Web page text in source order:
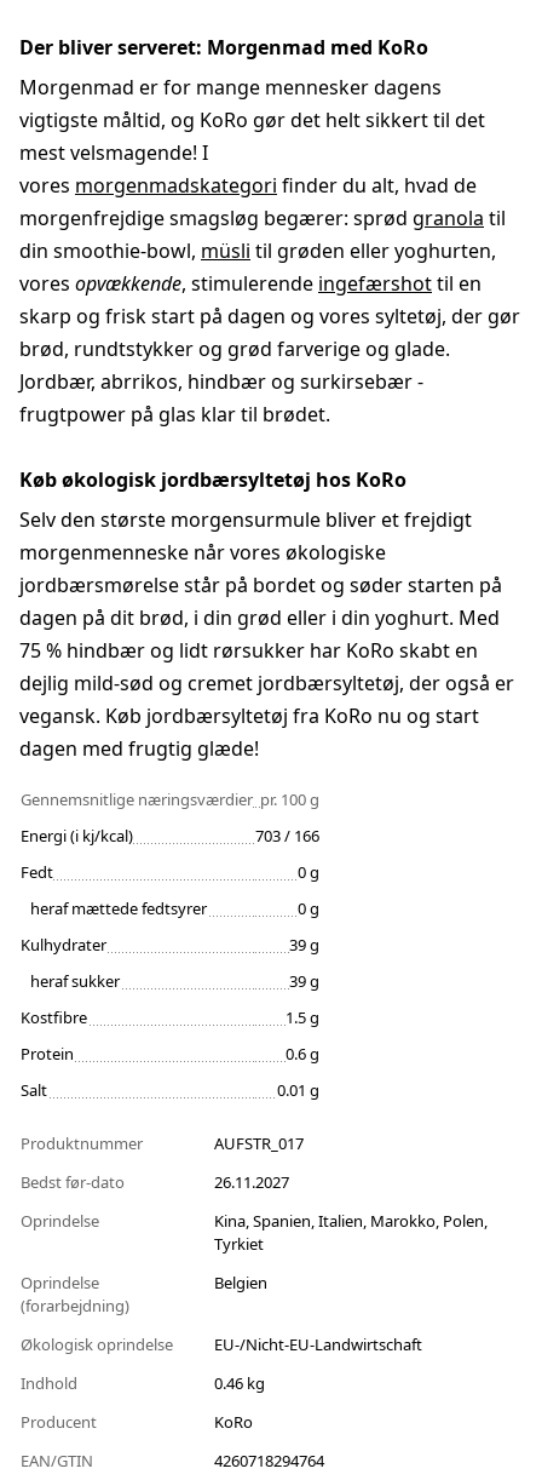
Der bliver serveret: Morgenmad med KoRo
Morgenmad er for mange mennesker dagens
vigtigste måltid, og KoRo gør det helt sikkert til det
mest velsmagende! I
vores morgenmadskategori finder du alt, hvad de
morgenfrejdige smagsløg begærer: sprød granola til
din smoothie-bowl, müsli til grøden eller yoghurten,
vores opvækkende, stimulerende ingefærshottil en
skarp og frisk start på dagen og vores syltetøj, der gør
brød, rundtstykker og grød farverige og glade.
Jordbær, abrrikos, hindbær og surkirsebær -
frugtpower på glas klar til brødet.
Køb økologisk jordbærsyltetøj hos KoRo
Selv den største morgensurmule bliver et frejdigt
morgenmenneske når vores økologiske
jordbærsmørelse står på bordet og søder starten på
dagen på dit brød, i din grød eller i din yoghurt. Med
75 % hindbær og lidt rørsukker har KoRo skabt en
dejlig mild-sød og cremet jordbærsyltetøj, der også er
vegansk. Køb jordbærsyltetøj fra KoRo nu og start
dagen med frugtig glæde!
Gennemsnitlige næringsværdier pr. 100 g
Energi (i kj/kcal)
703 / 166
Fedt
0 g
heraf mættede fedtsyrer
0 g
Kulhydrater
39 g
heraf sukker
39 g
Kostfibre
1.5 g
Protein
0.6 g
Salt
0.01 g
Produktnummer
AUFSTR_017
Bedst før-dato
26.11.2027
Oprindelse
Kina, Spanien, Italien, Marokko, Polen,
Tyrkiet
Oprindelse
(forarbejdning)
Belgien
Økologisk oprindelse
EU-/Nicht-EU-Landwirtschaft
Indhold
0.46 kg
Producent
KoRo
EAN/GTIN
4260718294764